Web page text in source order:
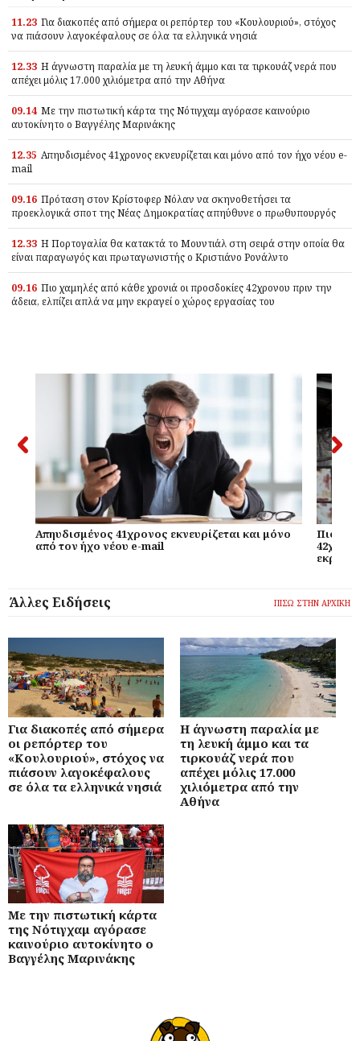
11.23 Για διακοπές από σήμερα οι ρεπόρτερ του «Κουλουριού», στόχος
να πιάσουν λαγοκέφαλους σε όλα τα ελληνικά νησιά
12.33 Η άγνωστη παραλία με τη λευκή άμμο και τα τιρκουάζ νερά που
απέχει μόλις 17.000 χιλιόμετρα από την Αθήνα
09.14 Με την πιστωτική κάρτα της Νότιγχαμ αγόρασε καινούριο
αυτοκίνητο ο Βαγγέλης Μαρινάκης
12.35 Απηυδισμένος 41χρονος εκνευρίζεται και μόνο από τον ήχο νέου e-
mail
09.16 Πρόταση στον Κρίστοφερ Νόλαν να σκηνοθετήσει τα
προεκλογικά σποτ της Νέας Δημοκρατίας απηύθυνε ο πρωθυπουργός
12.33 Η Πορτογαλία θα κατακτά το Μουντιάλ στη σειρά στην οποία θα
είναι παραγωγός και πρωταγωνιστής ο Κριστιάνο Ρονάλντο
09.16 Πιο χαμηλές από κάθε χρονιά οι προσδοκίες 42χρονου πριν την
άδεια, ελπίζει απλά να μην εκραγεί ο χώρος εργασίας του
Απηυδισμένος 41χρονος εκνευρίζεται και μόνο
από τον ήχο νέου e-mail
Πιο
Άλλες Ειδήσεις ΠΙΣΩ ΣΤΗΝ ΑΡΧΙΚΗ
Για διακοπές από σήμερα
οι ρεπόρτερ του
«Κουλουριού», στόχος να
πιάσουν λαγοκέφαλους
σε όλα τα ελληνικά νησιά
Η άγνωστη παραλία με
τη λευκή άμμο και τα
τιρκουάζ νερά που
απέχει μόλις 17.000
χιλιόμετρα από την
Αθήνα
Με την πιστωτική κάρτα
της Νότιγχαμ αγόρασε
καινούριο αυτοκίνητο ο
Βαγγέλης Μαρινάκης